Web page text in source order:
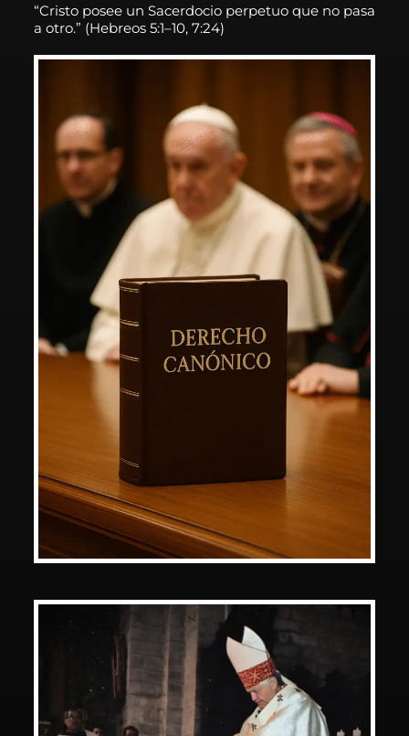
“Cristo posee un Sacerdocio perpetuo que no pasa
a otro.” (Hebreos 5:1–10, 7:24)